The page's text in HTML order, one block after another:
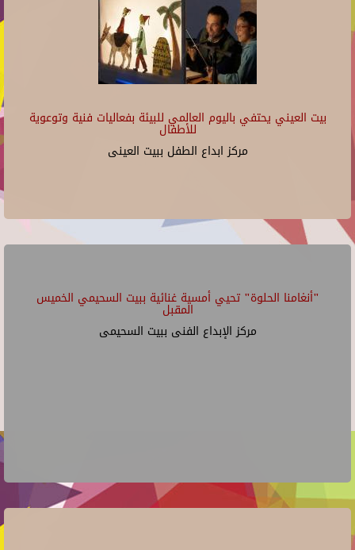
بيت العيني يحتفي باليوم العالمي للبيئة بفعاليات فنية وتوعوية
للأطفال
مركز ابداع الطفل ببيت العينى
"أنغامنا الحلوة" تحيي أمسية غنائية ببيت السحيمي الخميس
المقبل
مركز الإبداع الفنى ببيت السحيمى